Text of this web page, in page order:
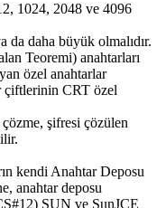
1024, 2048 ve 4096
da daha büyük olmalıdır.
Teoremi) anahtarları
özel anahtarlar
çiftlerinin CRT özel
şifresi çözülen
kendi Anahtar Deposu
anahtar deposu
SUN ve SunJCE